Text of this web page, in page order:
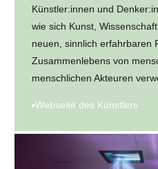
Künstler:innen und
wie sich Kunst,
neuen, sinnlich erfahrbaren
Zusammenlebens von
menschlichen Akteuren
▪Webseite des Künstlers